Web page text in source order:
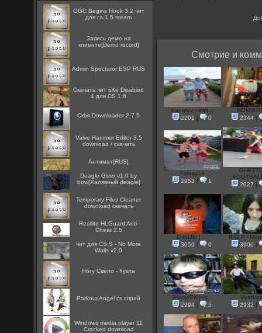
OGC Begins Hook 3.2 чит
для cs 1.6 steam
Запись демо на
клиенте[Demo record]
Admin Spectator ESP RUS
Скачать чит sXe Disabled
4 для CS 1.6
Orbit Downloader 2.7.5
Valve Hammer Editor 3.5
download / скачать
Антимат[RUS]
Deagle Giver v1.0 by
bow[Халявный deagle]
Temporary Files Cleaner
download скачать
Reallite HLGuard Anti-
Cheat 2.5
чит для CS:S - No More
Walls v2.0
Ногу Свело - Кукла
Parkour Angel cs спрай
Windows media player 11
Cracked download
Смотрие и
bangluv - trait...
2201
| 0
2344 |
FoHap1k
2953
| 1
2027
|
D-nuJIc | ...
3050
| 0
3900
|
[Hasy/Pr0]<s...
2994 | 5
Veenrok
2932
|